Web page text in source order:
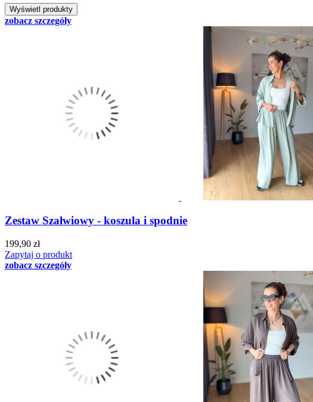
zobacz szczegóły
Zestaw Szałwiowy - koszula i spodnie
199,90 zł
Zapytaj o produkt
zobacz szczegóły